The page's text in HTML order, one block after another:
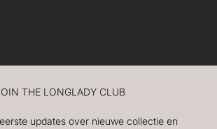
THE LONGLADY CLUB
updates over nieuwe collectie en